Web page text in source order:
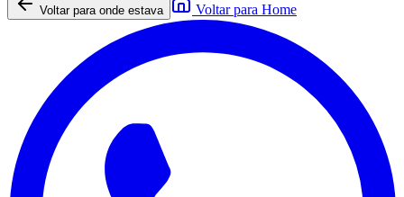
Voltar para onde estava Voltar para Home